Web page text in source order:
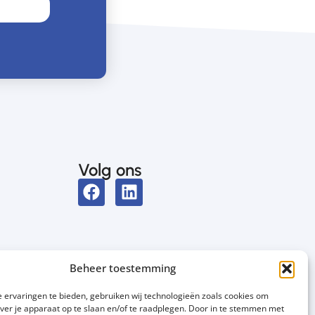
Beheer toestemming
ervaringen te bieden, gebruiken wij technologieën zoals cookies om
je apparaat op te slaan en/of te raadplegen. Door in te stemmen met
Volg ons